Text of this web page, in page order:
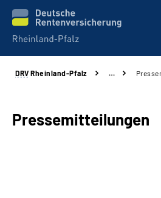
Unsere Leistungen
Beratung
DRV Rheinland-Pfalz …
Pressemitteilungen